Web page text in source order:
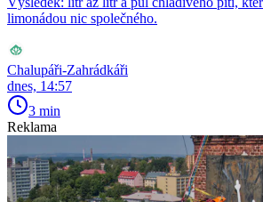
limonádou nic společného.
Chalupáři-Zahrádkáři
dnes, 14:57
3 min
Reklama